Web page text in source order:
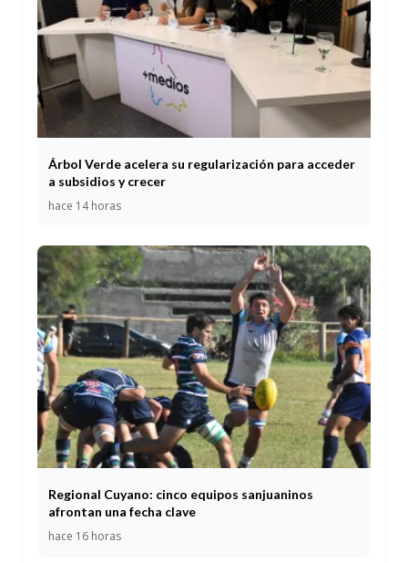
Árbol Verde acelera su regularización para acceder
a subsidios y crecer
hace 14 horas
Regional Cuyano: cinco equipos sanjuaninos
afrontan una fecha clave
hace 16 horas